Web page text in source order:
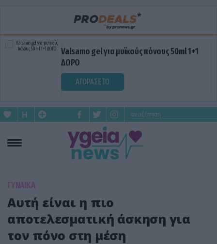
Valsamo gel για μυϊκούς πόνους 50ml 1+1
ΔΩΡΟ
ΑΓΟΡΑΣΕ ΤΟ
ΓΥΝΑΙΚΑ
Αυτή είναι η πιο
αποτελεσματική άσκηση για
τον πόνο στη μέση